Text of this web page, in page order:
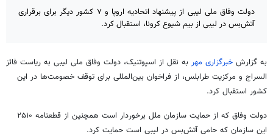
دولت وفاق ملی لیبی از پیشنهاد اتحادیه اروپا و ۷ کشور دیگر برای برقراری
آتش‌بس در لیبی از بیم شیوع کرونا، استقبال کرد.
به گزارش خبرگزاری مهر به نقل از اسپوتنیک، دولت وفاق ملی لیبی به ریاست فائز
السراج و مرکزیت طرابلس، از فراخوان بین‌المللی برای توقف خصومت‌ها در این
کشور استقبال کرد.
دولت وفاق که از حمایت سازمان ملل برخوردار است همچنین از قطعنامه ۲۵۱۰
این سازمان که حامی آتش‌بس در لیبی است حمایت کرد.